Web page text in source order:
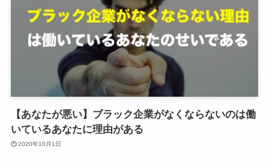
【あなたが悪い】ブラック企業がなくならないのは働
いているあなたに理由がある
2020年10月1日